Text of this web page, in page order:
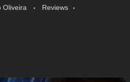
Oliveira
Reviews